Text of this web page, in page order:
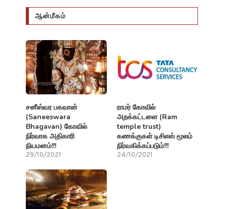
ஆன்மீகம்
சனீஸ்வர பகவான்
(Saneeswara
Bhagavan) கோவில்
நிர்வாக அதிகாரி
நியமனம்!!!
29/10/2021
ராமர் கோவில்
அறக்கட்டளை (Ram
temple trust)
கணக்குகள் டிசிஎஸ் மூலம்
நிர்வகிக்கப்படும்!!!
24/10/2021